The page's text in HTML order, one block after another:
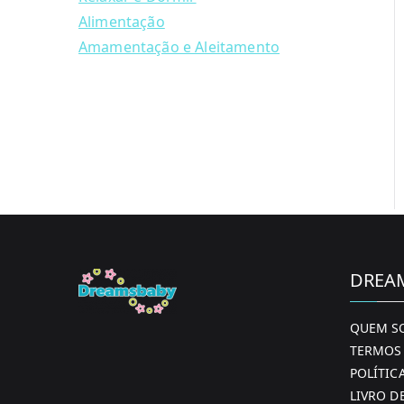
Alimentação
Amamentação e Aleitamento
QUEM
LIVRO